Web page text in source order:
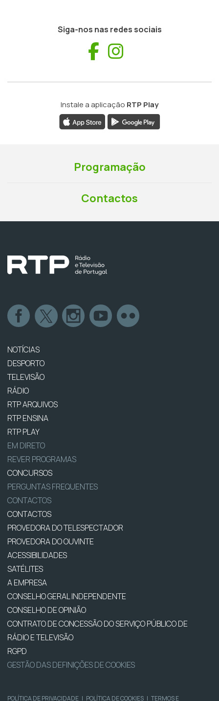
Siga-nos nas redes sociais
Facebook
Instale a aplicação RTP Play
Programação
Contactos
NOTÍCIAS
DESPORTO
TELEVISÃO
RÁDIO
RTP ARQUIVOS
RTP ENSINA
RTP PLAY
EM DIRETO
REVER PROGRAMAS
CONCURSOS
PERGUNTAS FREQUENTES
CONTACTOS
CONTACTOS
PROVEDORA DO TELESPECTADOR
PROVEDORA DO OUVINTE
ACESSIBILIDADES
SATÉLITES
A EMPRESA
CONSELHO GERAL INDEPENDENTE
CONSELHO DE OPINIÃO
CONTRATO DE CONCESSÃO DO SERVIÇO PÚBLICO DE
RÁDIO E TELEVISÃO
RGPD
GESTÃO DAS DEFINIÇÕES DE COOKIES
POLÍTICA DE PRIVACIDADE | POLÍTICA DE COOKIES | TERMOS E